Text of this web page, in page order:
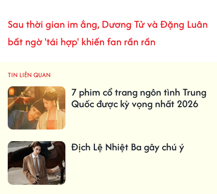
Sau thời gian im ắng, Dương Tử và Đặng Luân
bất ngờ 'tái hợp' khiến fan rần rần
TIN LIÊN QUAN
7 phim cổ trang ngôn tình Trung
Quốc được kỳ vọng nhất 2026
Địch Lệ Nhiệt Ba gây chú ý